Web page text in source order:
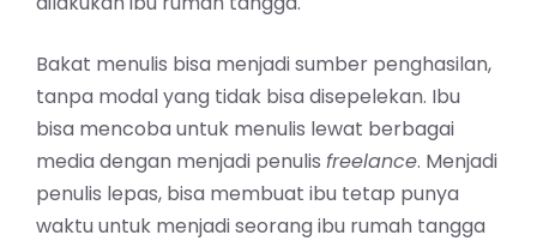
Bakat menulis bisa menjadi sumber penghasilan,
tanpa modal yang tidak bisa disepelekan. Ibu
bisa mencoba untuk menulis lewat berbagai
media dengan menjadi penulis freelance. Menjadi
penulis lepas, bisa membuat ibu tetap punya
waktu untuk menjadi seorang ibu rumah tangga